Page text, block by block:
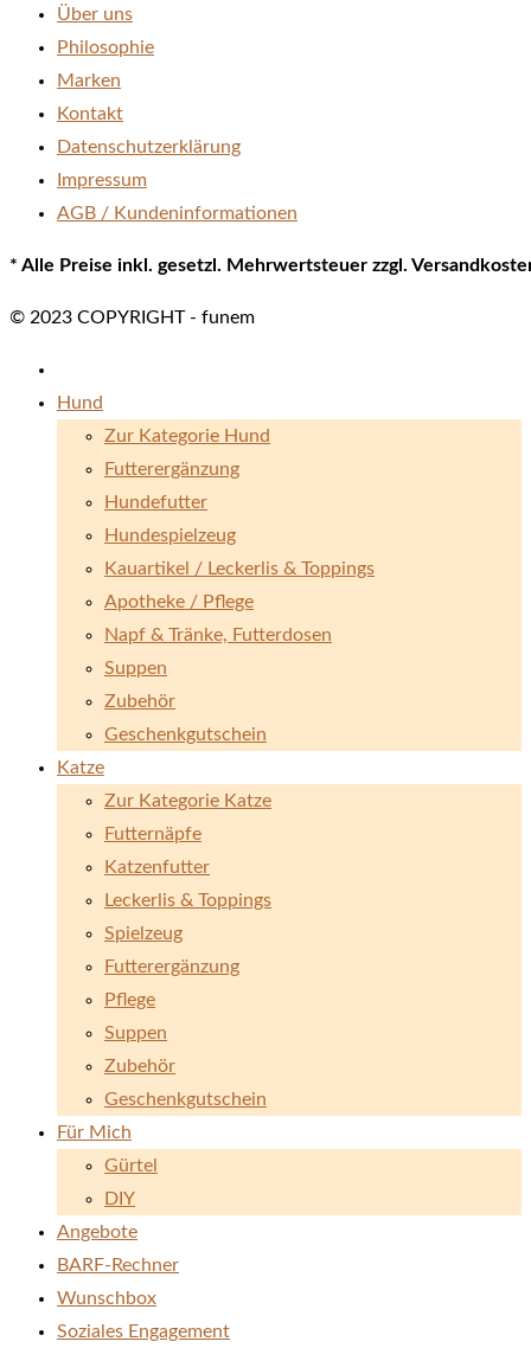
Über uns
Philosophie
Marken
Kontakt
Datenschutzerklärung
Impressum
AGB / Kundeninformationen
* Alle Preise inkl. gesetzl. Mehrwertsteuer zzgl.
© 2023 COPYRIGHT - funem
Hund
Zur Kategorie Hund
Futterergänzung
Hundefutter
Hundespielzeug
Kauartikel / Leckerlis & Toppings
Apotheke / Pflege
Napf & Tränke, Futterdosen
Suppen
Zubehör
Geschenkgutschein
Katze
Zur Kategorie Katze
Futternäpfe
Katzenfutter
Leckerlis & Toppings
Spielzeug
Futterergänzung
Pflege
Suppen
Zubehör
Geschenkgutschein
Für Mich
Gürtel
DIY
Angebote
BARF-Rechner
Wunschbox
Soziales Engagement